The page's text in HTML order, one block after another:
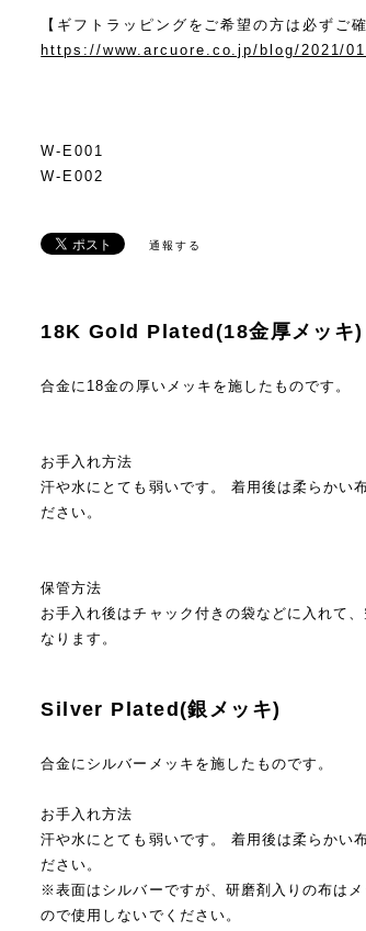
【ギフトラッピングをご希望の方は必ずご
https://www.arcuore.co.jp/blog/2021/
W-E001
W-E002
通報する
18K Gold Plated(18金厚メッキ)
合金に18金の厚いメッキを施したものです。
お手入れ方法
汗や水にとても弱いです。 着用後は柔らかい
ださい。
保管方法
お手入れ後はチャック付きの袋などに入れて
なります。
Silver Plated(銀メッキ)
合金にシルバーメッキを施したものです。
お手入れ方法
汗や水にとても弱いです。 着用後は柔らかい
ださい。
※表面はシルバーですが、研磨剤入りの布は
ので使用しないでください。